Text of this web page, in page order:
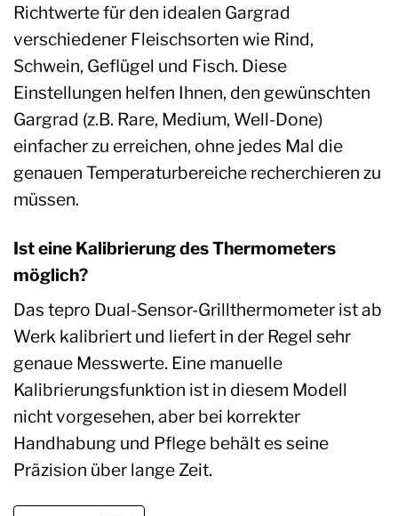
Richtwerte für den idealen Gargrad
verschiedener Fleischsorten wie Rind,
Schwein, Geflügel und Fisch. Diese
Einstellungen helfen Ihnen, den gewünschten
Gargrad (z.B. Rare, Medium, Well-Done)
einfacher zu erreichen, ohne jedes Mal die
genauen Temperaturbereiche recherchieren zu
müssen.
Ist eine Kalibrierung des Thermometers
möglich?
Das tepro Dual-Sensor-Grillthermometer ist ab
Werk kalibriert und liefert in der Regel sehr
genaue Messwerte. Eine manuelle
Kalibrierungsfunktion ist in diesem Modell
nicht vorgesehen, aber bei korrekter
Handhabung und Pflege behält es seine
Präzision über lange Zeit.